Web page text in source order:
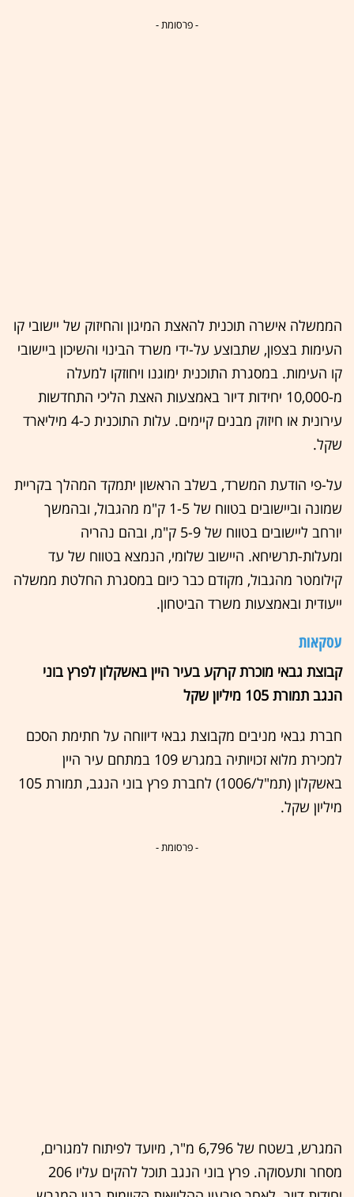
- פרסומת -
הממשלה אישרה תוכנית להאצת המיגון והחיזוק של יישובי קו
העימות בצפון, שתבוצע על-ידי משרד הבינוי והשיכון ביישובי
קו העימות. במסגרת התוכנית ימוגנו ויחוזקו למעלה
מ-10,000 יחידות דיור באמצעות האצת הליכי התחדשות
עירונית או חיזוק מבנים קיימים. עלות התוכנית כ-4 מיליארד
שקל.
על-פי הודעת המשרד, בשלב הראשון יתמקד המהלך בקריית
שמונה וביישובים בטווח של 1-5 ק"מ מהגבול, ובהמשך
יורחב ליישובים בטווח של 5-9 ק"מ, ובהם נהריה
ומעלות-תרשיחא. היישוב שלומי, הנמצא בטווח של עד
קילומטר מהגבול, מקודם כבר כיום במסגרת החלטת ממשלה
ייעודית ובאמצעות משרד הביטחון.
עסקאות
קבוצת גבאי מוכרת קרקע בעיר היין באשקלון לפרץ בוני
הנגב תמורת 105 מיליון שקל
חברת גבאי מניבים מקבוצת גבאי דיווחה על חתימת הסכם
למכירת מלוא זכויותיה במגרש 109 במתחם עיר היין
באשקלון (תמ"ל/1006) לחברת פרץ בוני הנגב, תמורת 105
מיליון שקל.
- פרסומת -
המגרש, בשטח של 6,796 מ"ר, מיועד לפיתוח למגורים,
מסחר ותעסוקה. פרץ בוני הנגב תוכל להקים עליו 206